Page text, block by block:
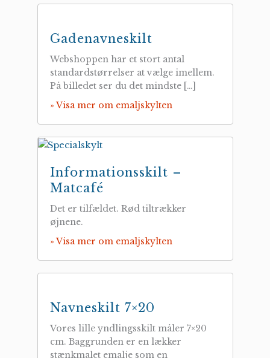
Gadenavneskilt
Webshoppen har et stort antal
standardstørrelser at vælge imellem.
På billedet ser du det mindste […]
» Visa mer om emaljskylten
Informationsskilt –
Matcafé
Det er tilfældet. Rød tiltrækker
øjnene.
» Visa mer om emaljskylten
Navneskilt 7×20
Vores lille yndlingsskilt måler 7×20
cm. Baggrunden er en lækker
stænkmalet emalje som en